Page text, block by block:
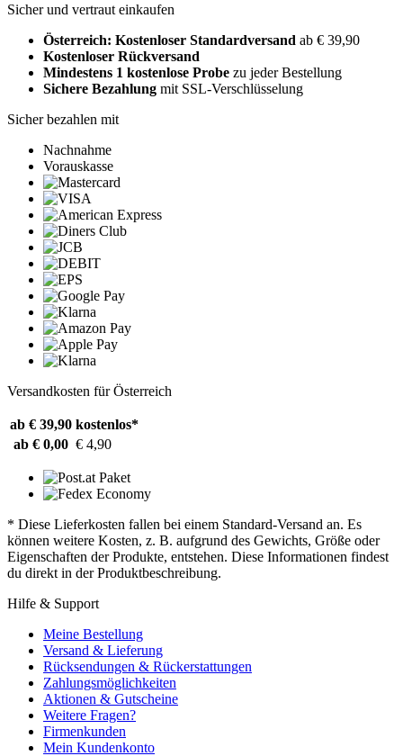
Sicher und vertraut einkaufen
Österreich: Kostenloser Standardversand ab € 39,90
Kostenloser Rückversand
Mindestens 1 kostenlose Probe zu jeder Bestellung
Sichere Bezahlung mit SSL-Verschlüsselung
Sicher bezahlen mit
Nachnahme
Vorauskasse
Versandkosten für Österreich
ab € 39,90 kostenlos*
ab € 0,00 € 4,90
* Diese Lieferkosten fallen bei einem Standard-Versand an. Es
können weitere Kosten, z. B. aufgrund des Gewichts, Größe oder
Eigenschaften der Produkte, entstehen. Diese Informationen findest
du direkt in der Produktbeschreibung.
Hilfe & Support
Meine Bestellung
Versand & Lieferung
Rücksendungen & Rückerstattungen
Zahlungsmöglichkeiten
Aktionen & Gutscheine
Weitere Fragen?
Firmenkunden
Mein Kundenkonto